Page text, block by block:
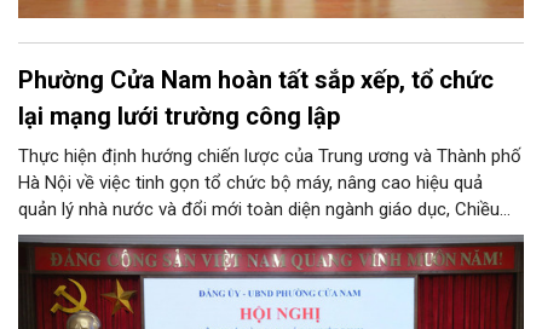
Phường Cửa Nam hoàn tất sắp xếp, tổ chức
lại mạng lưới trường công lập
Thực hiện định hướng chiến lược của Trung ương và Thành phố
Hà Nội về việc tinh gọn tổ chức bộ máy, nâng cao hiệu quả
quản lý nhà nước và đổi mới toàn diện ngành giáo dục, Chiều
4/8, Đảng ủy - UBND phường Cửa Nam tổ chức Hội nghị công
bố và trao quyết định về việc sắp xếp, tổ chức lại các trường
tiểu học, mầm non công lập, thành lập đảng bộ trực thuộc cơ
sở, bổ nhiệm cán bộ lãnh đạo quản lý giáo dục trên địa bàn